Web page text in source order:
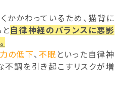
かかわっているため、猫背に
自律神経のバランスに悪影
の低下、 不眠 といった自律神
不調を引き起こすリスクが増